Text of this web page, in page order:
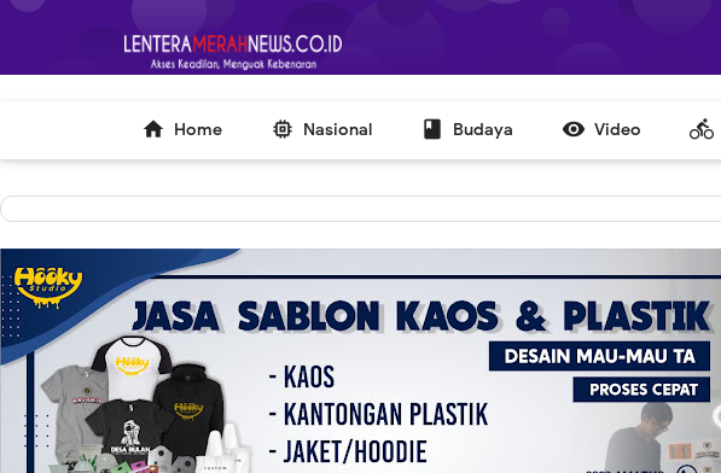
-->
 Home  Nasional  Budaya  Video directions_bike